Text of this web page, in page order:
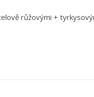
růžovými +